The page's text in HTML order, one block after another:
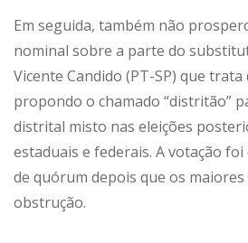
Em seguida, também não
nominal sobre a parte do
Vicente Candido (PT-SP) que
propondo o chamado “distritão”
distrital misto nas eleições
estaduais e federais. A votação
de quórum depois que os
obstrução.